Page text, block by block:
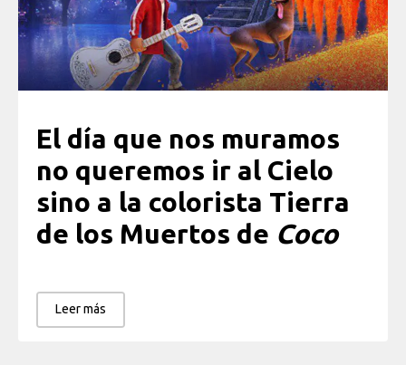
El día que nos muramos
no queremos ir al Cielo
sino a la colorista Tierra
de los Muertos de Coco
Leer más